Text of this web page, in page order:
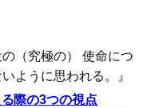
（究極の） 使命につ
ように思われる。』
際の3つの視点